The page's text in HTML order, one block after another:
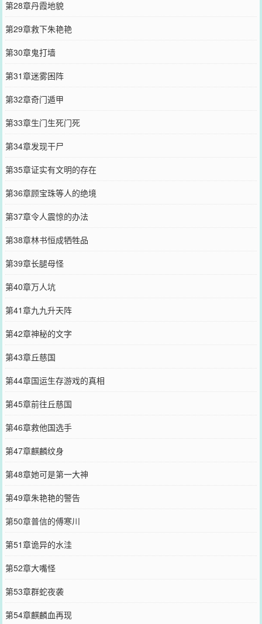
第28章丹霞地貌
第29章救下朱艳艳
第30章鬼打墙
第31章迷雾困阵
第32章奇门遁甲
第33章生门生死门死
第34章发现干尸
第35章证实有文明的存在
第36章顾宝珠等人的绝境
第37章令人震惊的办法
第38章林书恒成牺牲品
第39章长腿母怪
第40章万人坑
第41章九九升天阵
第42章神秘的文字
第43章丘慈国
第44章国运生存游戏的真相
第45章前往丘慈国
第46章救他国选手
第47章麒麟纹身
第48章她可是第一大神
第49章朱艳艳的警告
第50章普信的傅寒川
第51章诡异的水洼
第52章大嘴怪
第53章群蛇夜袭
第54章麒麟血再现